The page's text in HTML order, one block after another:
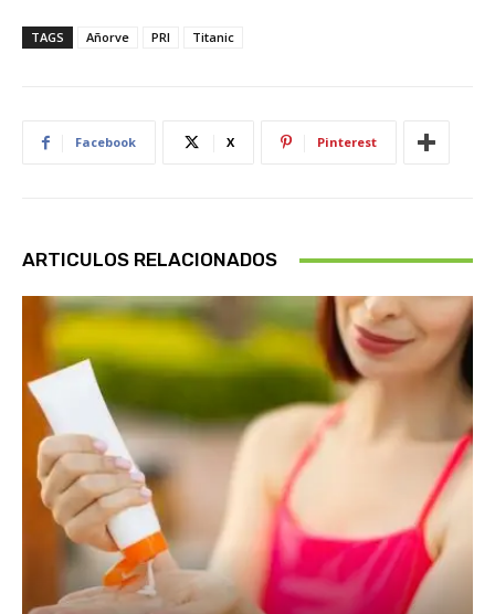
TAGS Añorve PRI Titanic
Facebook X Pinterest
ARTICULOS RELACIONADOS